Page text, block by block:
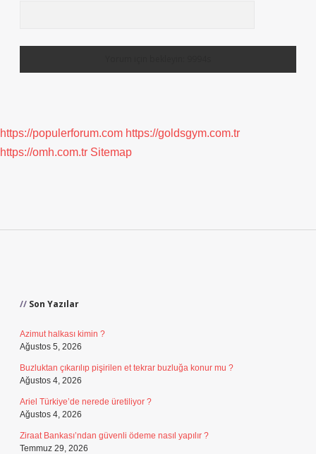
https://populerforum.com https://goldsgym.com.tr
https://omh.com.tr Sitemap
Son Yazılar
Azimut halkası kimin ?
Ağustos 5, 2026
Buzluktan çıkarılıp pişirilen et tekrar buzluğa konur mu ?
Ağustos 4, 2026
Ariel Türkiye’de nerede üretiliyor ?
Ağustos 4, 2026
Ziraat Bankası’ndan güvenli ödeme nasıl yapılır ?
Temmuz 29, 2026